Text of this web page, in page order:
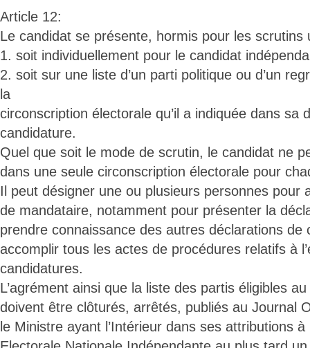
Article 12:
Le candidat se présente, hormis pour les scrutins
1. soit individuellement pour le candidat
2. soit sur une liste d’un parti politique ou d’un
la
circonscription électorale qu’il a indiquée dans sa
candidature.
Quel que soit le mode de scrutin, le candidat ne
dans une seule circonscription électorale pour
Il peut désigner une ou plusieurs personnes pour
de mandataire, notamment pour présenter la
prendre connaissance des autres déclarations de
accomplir tous les actes de procédures relatifs à
candidatures.
L’agrément ainsi que la liste des partis éligibles
doivent être clôturés, arrêtés, publiés au Journal
le Ministre ayant l’Intérieur dans ses attributions